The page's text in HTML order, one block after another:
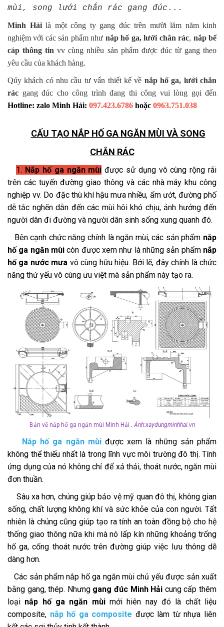
mùi, song lưới chắn rác gang đúc ...
Minh Hảilà một công ty gang đúc trên mười lăm năm kinh
nghiệm với các sản phẩm như nắp hố ga, lưới chắn rác, nắp bể
cáp thông tin vv cùng nhiều sản phẩm được đúc từ gang theo
yêu cầu của khách hàng.
Qúy khách có nhu cầu tư vấn thiết kế về nắp hố ga, lưới chắn
rác gang đúc cho công trình đang thi công vui lòng gọi đến
Hotline: zalo Minh Hải: 097.423.6786 hoặc 0963.751.038
CẤU TẠO NẮP HỐ GA NGĂN MÙI VÀ SONG
CHẮN RÁC
1. Nắp hố ga ngăn mùi được sử dụng vô cùng rộng rãi
trên các tuyến đường giao thông và các nhà máy khu công
nghiệp vv. Do đặc thù khí hậu mưa nhiều, ẩm ướt, đường phố
dễ tắc nghẽn dẫn đến các mùi hôi khó chịu, ảnh hưởng đến
người dân đi đường và người dân sinh sống xung quanh đó.
Bên cạnh chức năng chính là ngăn mùi, các sản phẩm nắp
hố ga ngăn mùicòn được xem như là những sản phẩm nắp
hố ga nước mưa vô cùng hữu hiệu. Bởi lẽ, đây chính là chức
năng thứ yếu vô cùng ưu việt mà sản phẩm này tạo ra.
Bản vẽ nắp hố ga ngăn mùi Minh Hải . Ảnh:xaydungminhhai.vn
Nắp hố ga ngăn mùi được xem là những sản phẩm
không thể thiếu nhất là trong lĩnh vực môi trường đô thị. Tính
ứng dụng của nó không chỉ để xả thải, thoát nước, ngăn mùi
đơn thuần.
Sâu xa hơn, chúng giúp bảo vệ mỹ quan đô thị, không gian
sống, chất lượng không khí và sức khỏe của con người. Tất
nhiên là chúng cũng giúp tạo ra tính an toàn đồng bộ cho hệ
thống giao thông nữa khi mà nó lấp kín những khoảng trống
hố ga, cống thoát nước trên đường giúp việc lưu thông dễ
dàng hơn.
Các sản phẩm nắp hố ga ngăn mùi chủ yếu được sản xuất
bằng gang, thép. Nhưng gang đúc Minh Hải cung cấp thêm
loại nắp hố ga ngăn mùimới hiên nay đó là chất liệu
composite, nắp hố ga composite được làm từ nhựa liên